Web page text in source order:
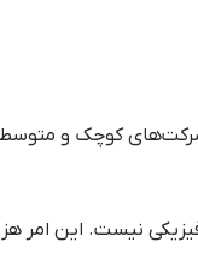
شرکت‌های کوچک و
نیست. این امر